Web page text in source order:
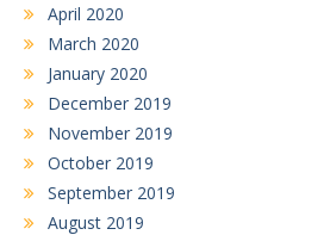
April 2020
March 2020
January 2020
December 2019
November 2019
October 2019
September 2019
August 2019